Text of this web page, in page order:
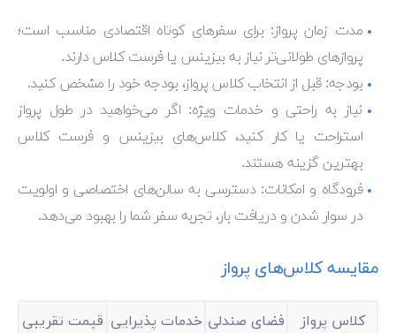
مدت زمان پرواز: برای سفرهای کوتاه اقتصادی مناسب است؛
پروازهای طولانی‌تر نیاز به بیزینس یا فرست کلاس دارند.
بودجه: قبل از انتخاب کلاس پرواز، بودجه خود را مشخص کنید.
نیاز به راحتی و خدمات ویژه: اگر می‌خواهید در طول پرواز
استراحت یا کار کنید، کلاس‌های بیزینس و فرست کلاس
بهترین گزینه هستند.
فرودگاه و امکانات: دسترسی به سالن‌های اختصاصی و اولویت
در سوار شدن و دریافت بار، تجربه سفر شما را بهبود می‌دهد.
مقایسه کلاس‌های پرواز
کلاس پرواز فضای صندلی خدمات پذیرایی قیمت تقریبی